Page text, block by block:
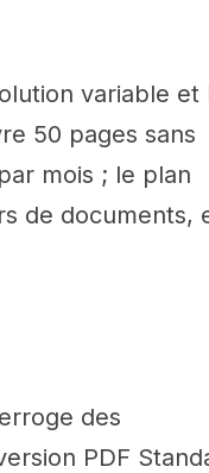
variable et
50 pages sans
mois ; le plan
de documents,
des
PDF